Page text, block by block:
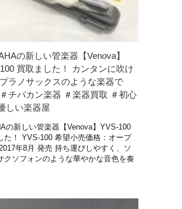
の新しい管楽器【Venova】
買取ました！ カンタンに吹け
ラノサックスのような楽器で
チバカン楽器 ＃楽器買取 ＃初心
しい楽器屋
の新しい管楽器【Venova】YVS-100
た！ YVS-100 希望小売価格：オープ
年8月 発売 持ち運びしやすく、ソ
クソフォンのような華やかな音色を奏